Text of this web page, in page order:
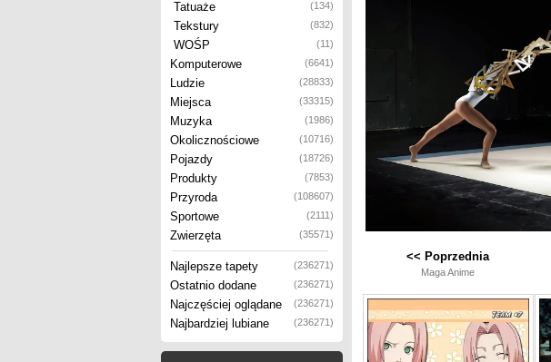
Tatuaże (134)
Tekstury (832)
WOŚP (11)
Komputerowe (6641)
Ludzie (28833)
Miejsca (33315)
Muzyka (1986)
Okolicznościowe (10716)
Pojazdy (18726)
Produkty (7853)
Przyroda (108607)
Sportowe (2111)
Zwierzęta (35571)
Najlepsze tapety (236271)
Ostatnio dodane (236271)
Najczęściej oglądane (236271)
Najbardziej lubiane (236271)
<< Poprzednia
Maga Anime